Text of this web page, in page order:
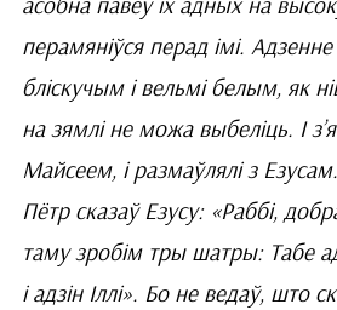
перамяніўся перад імі.
бліскучым і вельмі белым, як
на зямлі не можа выбеліць. І
Майсеем, і размаўлялі з
Пётр сказаў Езусу: «Раббі,
таму зробім тры шатры: Табе
і адзін Іллі». Бо не ведаў, што